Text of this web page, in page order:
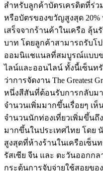
สำหรับลูกค้าบัตรเครดิตที่ร่ว
หรือบัตรของขวัญสูงสุด 20%
เสร็จจากร้านค้าในเครือ ลุ้
บาท โดยลูกค้าสามารถรับ
ออมนิแชแนลที่สมบูรณ์แบบข
ไลน์และออนไลน์ ทั้งนี้เซ็นท
ว่าการจัดงาน The Greatest
หนึ่งสีสันที่ต้อนรับการกลับม
จำนวนเพิ่มมากขึ้นเรื่อยๆ เ
จำนวนนักท่องเที่ยวเพิ่มขึ้นถึ
มากขึ้นในประเทศไทย โดย
สูงสุดที่ห้างร้านในเครือเซ็น
รัสเซีย จีน และ ตะวันออกกล
กระตุ้นการจับจ่ายใช้สอยขอ